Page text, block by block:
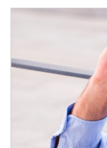
infraestructura
“edad de piedra”
antes del martes